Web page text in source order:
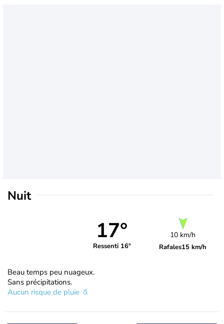
Nuit
17°
Ressenti 16°
10 km/h
Rafales15 km/h
Beau temps peu nuageux.
Sans précipitations.
Aucun risque de pluie